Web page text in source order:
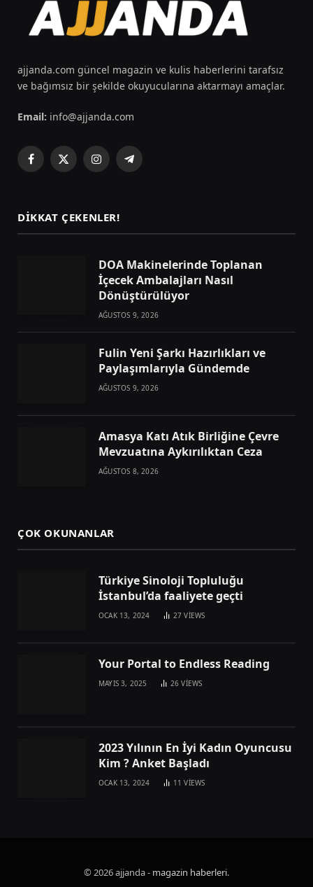
ajjanda.com güncel magazin ve kulis haberlerini tarafsız
ve bağımsız bir şekilde okuyucularına aktarmayı amaçlar.
Email: info@ajjanda.com
Facebook
X
InstagramTelegram
DIKKAT ÇEKENLER!
DOA Makinelerinde Toplanan
İçecek Ambalajları Nasıl
Dönüştürülüyor
AĞUSTOS 9, 2026
Fulin Yeni Şarkı Hazırlıkları ve
Paylaşımlarıyla Gündemde
AĞUSTOS 9, 2026
Amasya Katı Atık Birliğine Çevre
Mevzuatına Aykırılıktan Ceza
AĞUSTOS 8, 2026
ÇOK OKUNANLAR
Türkiye Sinoloji Topluluğu
İstanbul’da faaliyete geçti
OCAK 13, 2024 27VIEWS
Your Portal to Endless Reading
MAYIS 3, 2025 26VIEWS
2023 Yılının En İyi Kadın Oyuncusu
Kim ? Anket Başladı
OCAK 13, 2024 11VIEWS
© 2026 ajjanda - magazin haberleri.